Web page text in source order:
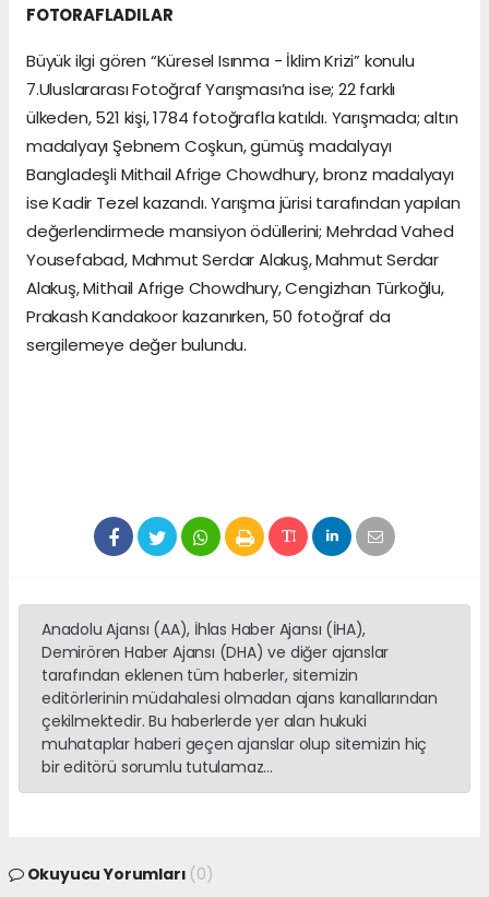
FOTORAFLADILAR
Büyük ilgi gören “Küresel Isınma - İklim Krizi” konulu
7.Uluslararası Fotoğraf Yarışması’na ise; 22 farklı
ülkeden, 521 kişi, 1784 fotoğrafla katıldı. Yarışmada; altın
madalyayı Şebnem Coşkun, gümüş madalyayı
Bangladeşli Mithail Afrige Chowdhury, bronz madalyayı
ise Kadir Tezel kazandı. Yarışma jürisi tarafından yapılan
değerlendirmede mansiyon ödüllerini; Mehrdad Vahed
Yousefabad, Mahmut Serdar Alakuş, Mahmut Serdar
Alakuş, Mithail Afrige Chowdhury, Cengizhan Türkoğlu,
Prakash Kandakoor kazanırken, 50 fotoğraf da
sergilemeye değer bulundu.
Anadolu Ajansı (AA), İhlas Haber Ajansı (İHA),
Demirören Haber Ajansı (DHA) ve diğer ajanslar
tarafından eklenen tüm haberler, sitemizin
editörlerinin müdahalesi olmadan ajans kanallarından
çekilmektedir. Bu haberlerde yer alan hukuki
muhataplar haberi geçen ajanslar olup sitemizin hiç
bir editörü sorumlu tutulamaz...
Okuyucu Yorumları (0)